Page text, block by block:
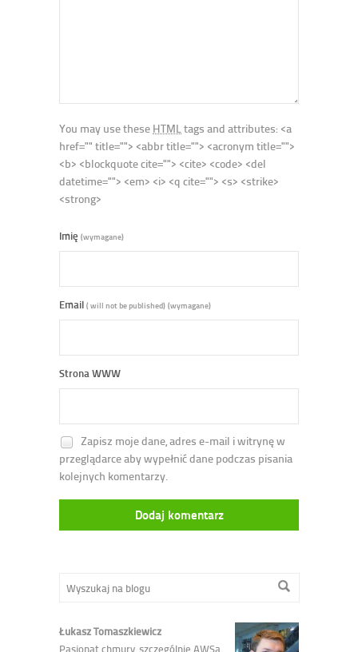
You may use these HTML tags and attributes: <a
href="" title=""> <abbr title=""> <acronym title="">
<b> <blockquote cite=""> <cite> <code> <del
datetime=""> <em> <i> <q cite=""> <s> <strike>
<strong>
Imię (wymagane)
Email ( will not be published) (wymagane)
Strona WWW
Zapisz moje dane, adres e-mail i witrynę w
przeglądarce aby wypełnić dane podczas pisania
kolejnych komentarzy.
Łukasz Tomaszkiewicz
Pasjonat chmury, szczególnie AWSa,